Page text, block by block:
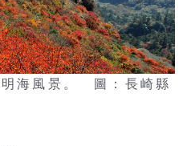
海風景。 圖：長崎縣